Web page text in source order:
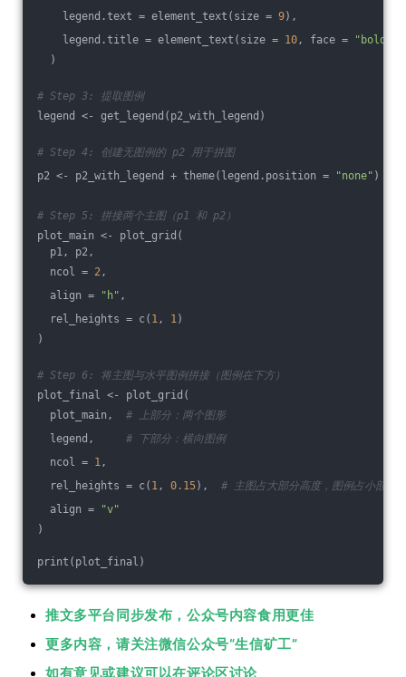
legend.text = element_text(size = 9),
legend.title = element_text(size = 10 , face = "bold"
)
# Step 3: 提取图例
legend <- get_legend(p2_with_legend)
# Step 4: 创建无图例的 p2 用于拼图
p2 <- p2_with_legend + theme(legend.position =
"none" )
# Step 5: 拼接两个主图（p1 和 p2）
plot_main <- plot_grid(
p1, p2,
ncol = 2 ,
align =
"h" ,
rel_heights = c( 1 , 1 )
)
# Step 6: 将主图与水平图例拼接（图例在下方）
plot_final <- plot_grid(
plot_main, # 上部分：两个图形
legend, # 下部分：横向图例
ncol = 1 ,
rel_heights = c( 1 , 0.15), # 主图占大部分高度，图例占小部分
align =
"v"
)
print(plot_final)
推文多平台同步发布，公众号内容食用更佳
更多内容，请关注微信公众号“生信矿工”
如有意见或建议可以在评论区讨论